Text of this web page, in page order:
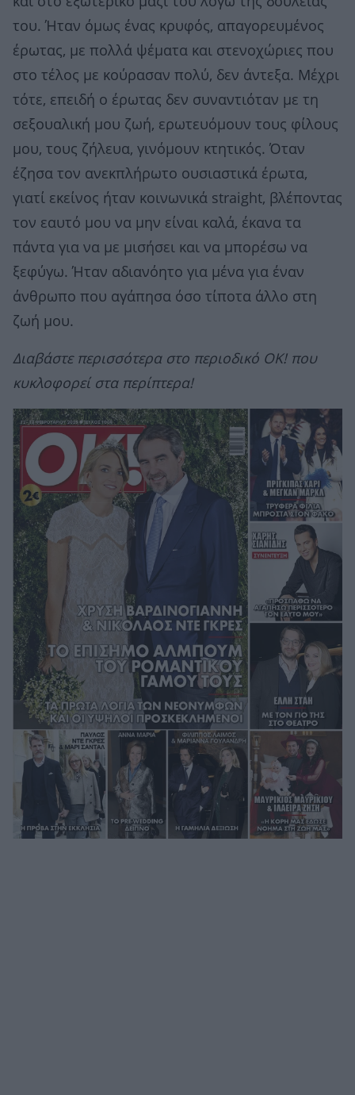
του. Ήταν όμως ένας κρυφός, απαγορευμένος
έρωτας, με πολλά ψέματα και στενοχώριες που
στο τέλος με κούρασαν πολύ, δεν άντεξα. Μέχρι
τότε, επειδή ο έρωτας δεν συναντιόταν με τη
σεξουαλική μου ζωή, ερωτευόμουν τους φίλους
μου, τους ζήλευα, γινόμουν κτητικός. Όταν
έζησα τον ανεκπλήρωτο ουσιαστικά έρωτα,
γιατί εκείνος ήταν κοινωνικά straight, βλέποντας
τον εαυτό μου να μην είναι καλά, έκανα τα
πάντα για να με μισήσει και να μπορέσω να
ξεφύγω. Ήταν αδιανόητο για μένα για έναν
άνθρωπο που αγάπησα όσο τίποτα άλλο στη
ζωή μου.
Διαβάστε περισσότερα στο περιοδικό ΟΚ! που
κυκλοφορεί στα περίπτερα!